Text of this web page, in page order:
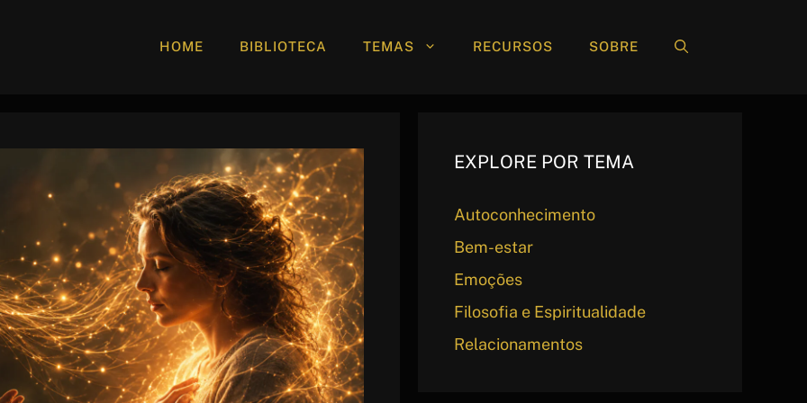
HOME BIBLIOTECA TEMAS RECURSOS SOBRE
EXPLORE POR TEMA
Autoconhecimento
Bem-estar
Emoções
Filosofia e Espiritualidade
Relacionamentos